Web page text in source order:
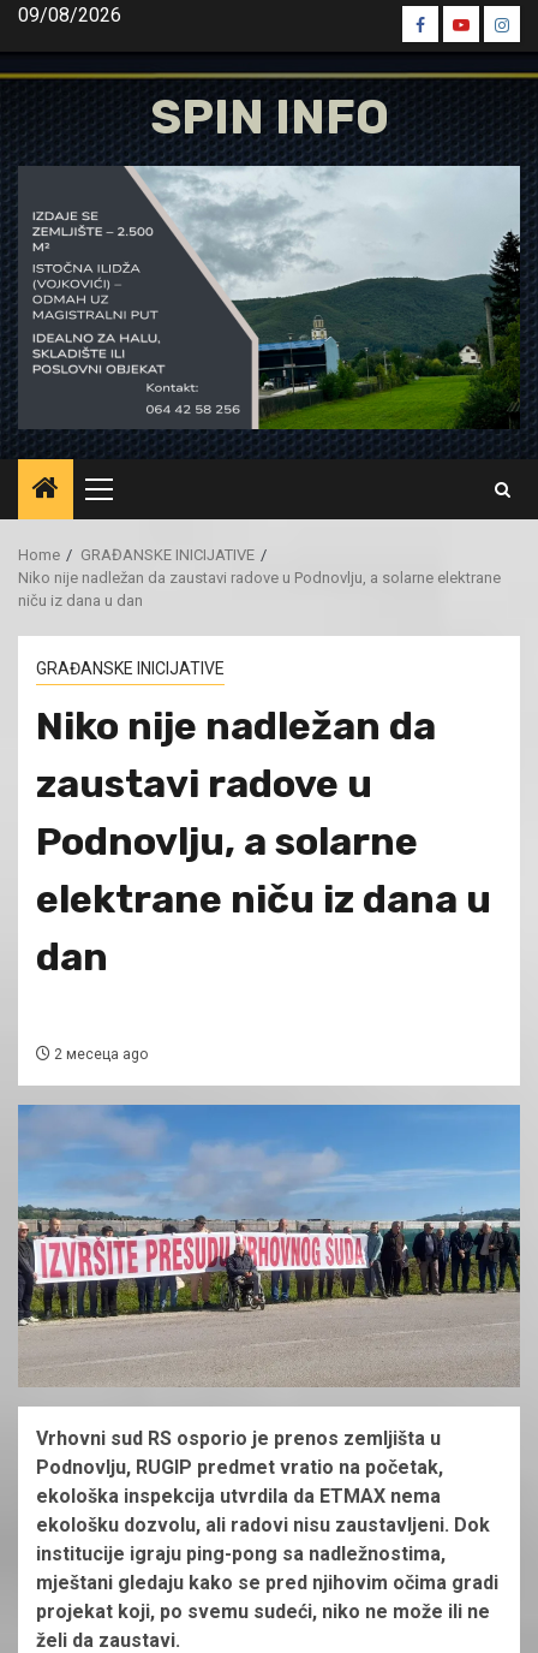
Skip
content
09/08/2026
Spin
Facebook
Spin
Youtube
Spin
SPIN INFO
Primary
Menu
Home
GRAĐANSKE INICIJATIVE
Niko nije nadležan da zaustavi radove u Podnovlju, a solarne elektrane
niču iz dana u dan
GRAĐANSKE INICIJATIVE
Niko nije nadležan da
zaustavi radove u
Podnovlju, a solarne
elektrane niču iz dana u
dan
2 месеца ago
Vrhovni sud RS osporio je prenos zemljišta u
Podnovlju, RUGIP predmet vratio na početak,
ekološka inspekcija utvrdila da ETMAX nema
ekološku dozvolu, ali radovi nisu zaustavljeni. Dok
institucije igraju ping-pong sa nadležnostima,
mještani gledaju kako se pred njihovim očima gradi
projekat koji, po svemu sudeći, niko ne može ili ne
želi da zaustavi.